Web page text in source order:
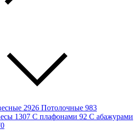
2926 Потолочные 983
1307 С плафонами 92 С абажурами